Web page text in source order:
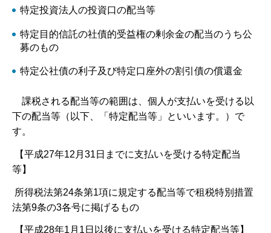
特定投資法人の投資口の配当等
特定目的信託の社債的受益権の剰余金の配当のうち公
募のもの
特定公社債の利子及び特定口座外の割引債の償還金
課税される配当等の範囲は、個人が支払いを受ける以
下の配当等（以下、「特定配当等」といいます。）で
す。
【平成27年12月31日までに支払いを受ける特定配当
等】
所得税法第24条第1項に規定する配当等で租税特別措置
法第9条の3各号に掲げるもの
【平成28年1月1日以後に支払いを受ける特定配当等】